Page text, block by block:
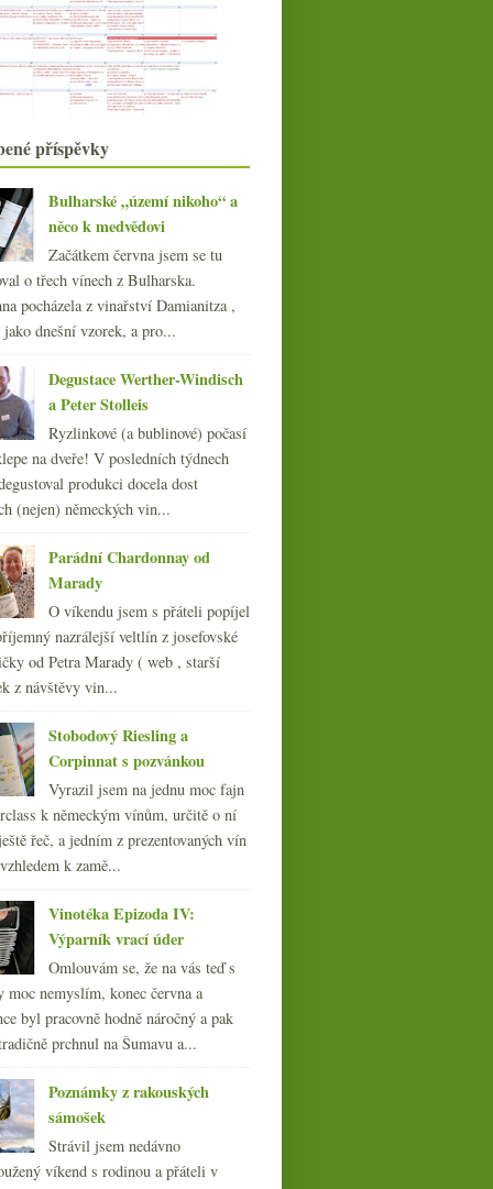
Voňavé vesnické
Beaujolais s pozvánkou
ledna(19)
(225)
(239)
(239)
(240)
(240)
(250)
(251)
(254)
(254)
(252)
2010
(249)
(270)
(108)
příspěvky
Bulharské „území nikoho“ a
něco k medvědovi
Začátkem června jsem se tu
o třech vínech z Bulharska.
pocházela z vinařství Damianitza ,
jako dnešní vzorek, a pro...
Degustace Werther-Windisch
a Peter Stolleis
Ryzlinkové (a bublinové) počasí
na dveře! V posledních týdnech
produkci docela dost
(nejen) německých vin...
Parádní Chardonnay od
Marady
O víkendu jsem s přáteli popíjel
nazrálejší veltlín z josefovské
od Petra Marady ( web , starší
z návštěvy vin...
Stobodový Riesling a
Corpinnat s pozvánkou
Vyrazil jsem na jednu moc fajn
k německým vínům, určitě o ní
řeč, a jedním z prezentovaných vín
k zamě...
Vinotéka Epizoda IV:
Výparník vrací úder
Omlouvám se, že na vás teď s
moc nemyslím, konec června a
byl pracovně hodně náročný a pak
prchnul na Šumavu a...
Poznámky z rakouských
sámošek
Strávil jsem nedávno
víkend s rodinou a přáteli v